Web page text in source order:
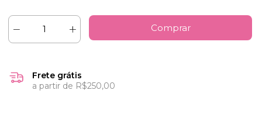
Frete grátis
a partir de R$250,00